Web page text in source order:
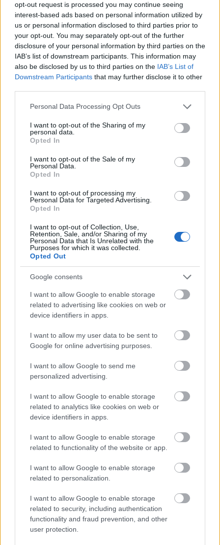
opt-out request is processed you may continue seeing
interest-based ads based on personal information utilized by
us or personal information disclosed to third parties prior to
your opt-out. You may separately opt-out of the further
disclosure of your personal information by third parties on the
IAB’s list of downstream participants. This information may
also be disclosed by us to third parties on the IAB’s List of
Downstream Participants that may further disclose it to other
Please note that this website/app uses one or more Google
not limited to your visit or usage behaviour. You may click to
grant or deny consent to Google and its third-party tags to
use your data for below specified purposes in below Google
consent section.
Personal Data Processing Opt Outs
I want to opt-out of the Sharing of my
personal data.
Opted In
I want to opt-out of the Sale of my
Personal Data.
Opted In
I want to opt-out of processing my
Personal Data for Targeted Advertising.
Opted In
I want to opt-out of Collection, Use,
Retention, Sale, and/or Sharing of my
Personal Data that Is Unrelated with the
Purposes for which it was collected.
Opted Out
Google consents
I want to allow Google to enable storage
related to advertising like cookies on web or
device identifiers in apps.
I want to allow my user data to be sent to
Google for online advertising purposes.
I want to allow Google to send me
personalized advertising.
I want to allow Google to enable storage
related to analytics like cookies on web or
device identifiers in apps.
I want to allow Google to enable storage
related to functionality of the website or app.
I want to allow Google to enable storage
related to personalization.
I want to allow Google to enable storage
related to security, including authentication
functionality and fraud prevention, and other
user protection.
Hivatalos: távozik a TV2
2025. április 22.
Kedden "közös megegyezéssel" távozott
Pavel Stanchev a TV2 Csoporttól. Utódja Vaszily
Miklós lesz.
A TV2 szlovén testvércsatornája adja
a magyar RTL egyik saját gyártású
sorozatát
2024. október 17.